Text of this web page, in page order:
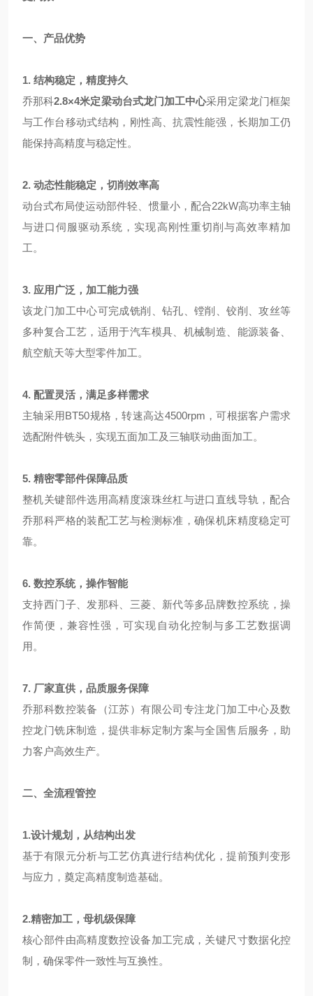
一、产品优势
1. 结构稳定，精度持久
乔那科2.8×4米定梁动台式龙门加工中心采用定梁龙门框架
与工作台移动式结构，刚性高、抗震性能强，长期加工仍
能保持高精度与稳定性。
2. 动态性能稳定，切削效率高
动台式布局使运动部件轻、惯量小，配合22kW高功率主轴
与进口伺服驱动系统，实现高刚性重切削与高效率精加
工。
3. 应用广泛，加工能力强
该龙门加工中心可完成铣削、钻孔、镗削、铰削、攻丝等
多种复合工艺，适用于汽车模具、机械制造、能源装备、
航空航天等大型零件加工。
4. 配置灵活，满足多样需求
主轴采用BT50规格，转速高达4500rpm，可根据客户需求
选配附件铣头，实现五面加工及三轴联动曲面加工。
5. 精密零部件保障品质
整机关键部件选用高精度滚珠丝杠与进口直线导轨，配合
乔那科严格的装配工艺与检测标准，确保机床精度稳定可
靠。
6. 数控系统，操作智能
支持西门子、发那科、三菱、新代等多品牌数控系统，操
作简便，兼容性强，可实现自动化控制与多工艺数据调
用。
7. 厂家直供，品质服务保障
乔那科数控装备（江苏）有限公司专注龙门加工中心及数
控龙门铣床制造，提供非标定制方案与全国售后服务，助
力客户高效生产。
二、全流程管控
1.设计规划，从结构出发
基于有限元分析与工艺仿真进行结构优化，提前预判变形
与应力，奠定高精度制造基础。
2.精密加工，母机级保障
核心部件由高精度数控设备加工完成，关键尺寸数据化控
制，确保零件一致性与互换性。